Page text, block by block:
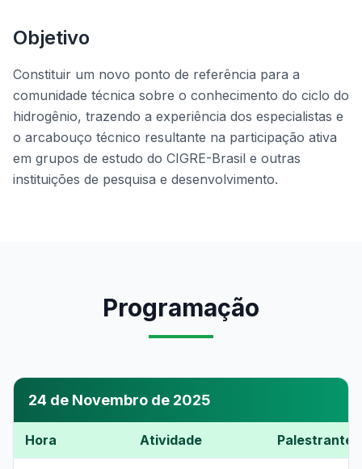
Objetivo
Constituir um novo ponto de referência para a
comunidade técnica sobre o conhecimento do ciclo do
hidrogênio, trazendo a experiência dos especialistas e
o arcabouço técnico resultante na participação ativa
em grupos de estudo do CIGRE-Brasil e outras
instituições de pesquisa e desenvolvimento.
Programação
24 de Novembro de 2025
Hora Atividade Palestrante